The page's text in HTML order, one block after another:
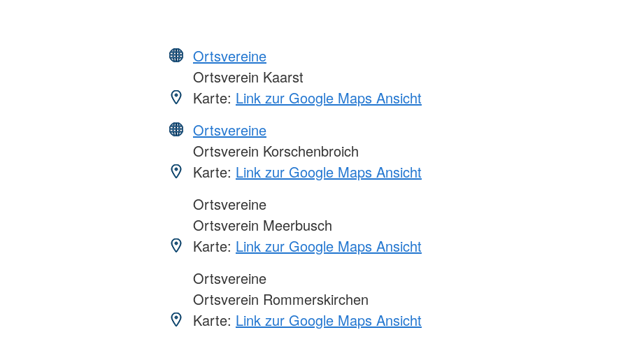
Ortsvereine
Ortsverein Kaarst
Karte: Link zur Google Maps Ansicht
Ortsvereine
Ortsverein Korschenbroich
Karte: Link zur Google Maps Ansicht
Ortsvereine
Ortsverein Meerbusch
Karte: Link zur Google Maps Ansicht
Ortsvereine
Ortsverein Rommerskirchen
Karte: Link zur Google Maps Ansicht